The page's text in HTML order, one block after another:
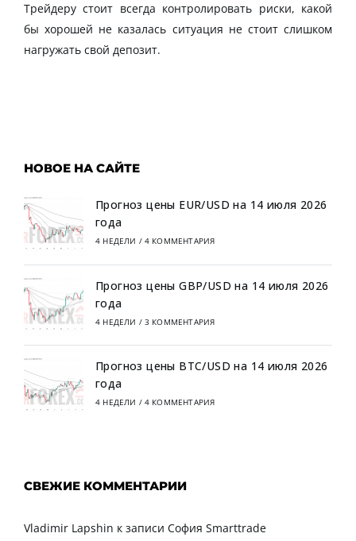
Трейдеру стоит всегда контролировать риски, какой
бы хорошей не казалась ситуация не стоит слишком
нагружать свой депозит.
НОВОЕ НА САЙТЕ
Прогноз цены EUR/USD на 14 июля 2026
года
4 НЕДЕЛИ / 4 КОММЕНТАРИЯ
Прогноз цены GBP/USD на 14 июля 2026
года
4 НЕДЕЛИ / 3 КОММЕНТАРИЯ
Прогноз цены BTC/USD на 14 июля 2026
года
4 НЕДЕЛИ / 4 КОММЕНТАРИЯ
СВЕЖИЕ КОММЕНТАРИИ
Vladimir Lapshin к записи София Smarttrade